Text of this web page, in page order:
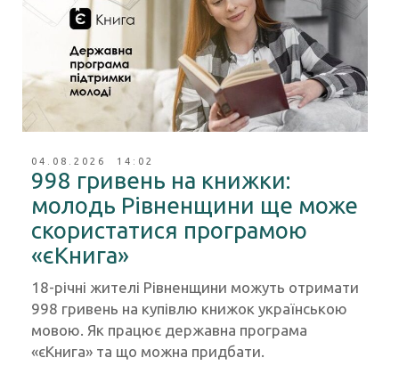
04.08.2026 14:02
998 гривень на книжки:
молодь Рівненщини ще може
скористатися програмою
«єКнига»
18-річні жителі Рівненщини можуть отримати
998 гривень на купівлю книжок українською
мовою. Як працює державна програма
«єКнига» та що можна придбати.